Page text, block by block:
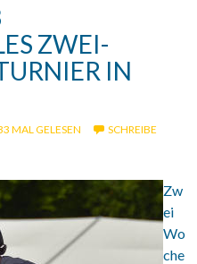
ZWEI-
IN
MAL GELESEN
SCHREIBE
Zw
ei
Wo
che